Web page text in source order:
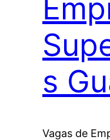
s
Vagas de